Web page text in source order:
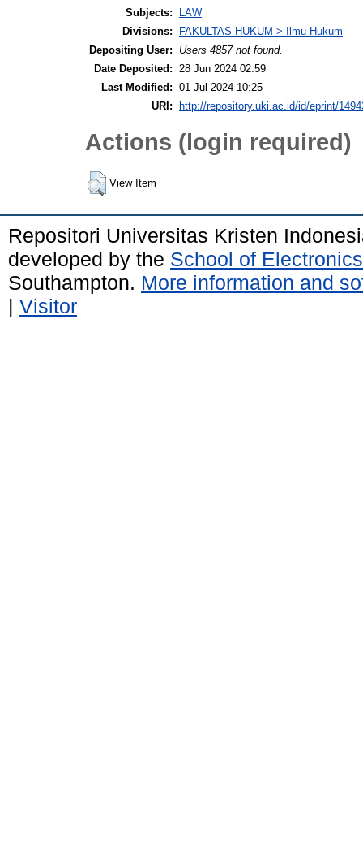
Subjects:
LAW
Divisions:
FAKULTAS HUKUM > Ilmu Hukum
Depositing User:
Users 4857 not found.
Date Deposited:
28 Jun 2024 02:59
Last Modified: 01 Jul 2024 10:25
URI:
http://repository.uki.ac.id/id/eprint/
Actions (login required)
View Item
Repositori Universitas Kristen
developed by the School of
Southampton. More information and
| Visitor